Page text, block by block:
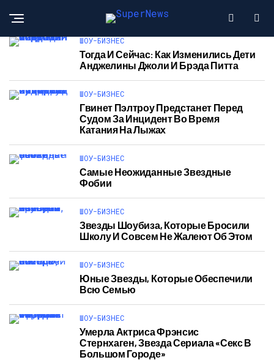
ШОУ-БИЗНЕС
Тогда И Сейчас: Как Изменились Дети
Анджелины Джоли И Брэда Питта
ШОУ-БИЗНЕС
Гвинет Пэлтроу Предстанет Перед
Судом За Инцидент Во Время
Катания На Лыжах
ШОУ-БИЗНЕС
Самые Неожиданные Звездные
Фобии
ШОУ-БИЗНЕС
Звезды Шоубиза, Которые Бросили
Школу И Совсем Не Жалеют Об Этом
ШОУ-БИЗНЕС
Юные Звезды, Которые Обеспечили
Всю Семью
ШОУ-БИЗНЕС
Умерла Актриса Фрэнсис
Стернхаген, Звезда Сериала «Секс В
Большом Городе»